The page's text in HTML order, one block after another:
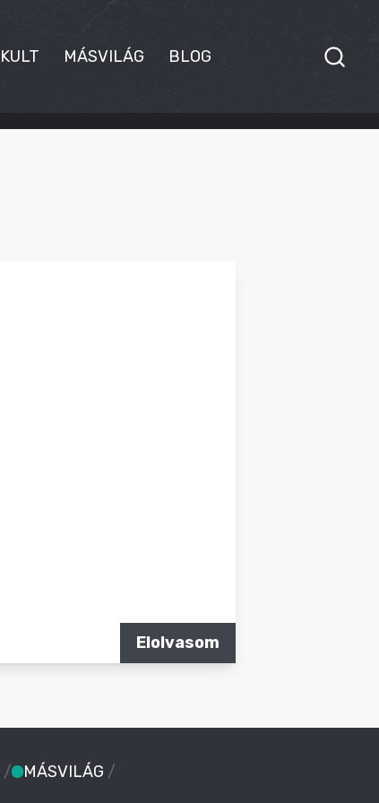
KULT MÁSVILÁG BLOG
Elolvasom
/ MÁSVILÁG /